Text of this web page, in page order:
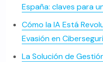
España: claves para
Cómo la IA Está
Evasión en
La Solución de